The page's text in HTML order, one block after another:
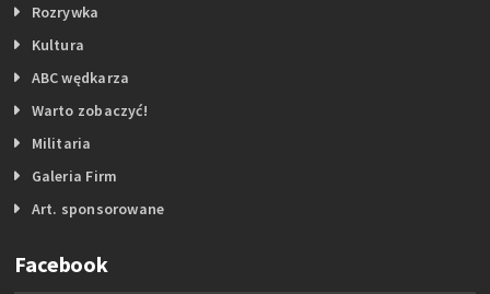
Rozrywka
Kultura
ABC wędkarza
Warto zobaczyć!
Militaria
Galeria Firm
Art. sponsorowane
Facebook